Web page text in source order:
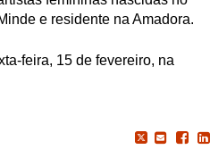
e residente na Amadora.
feira, 15 de fevereiro, na